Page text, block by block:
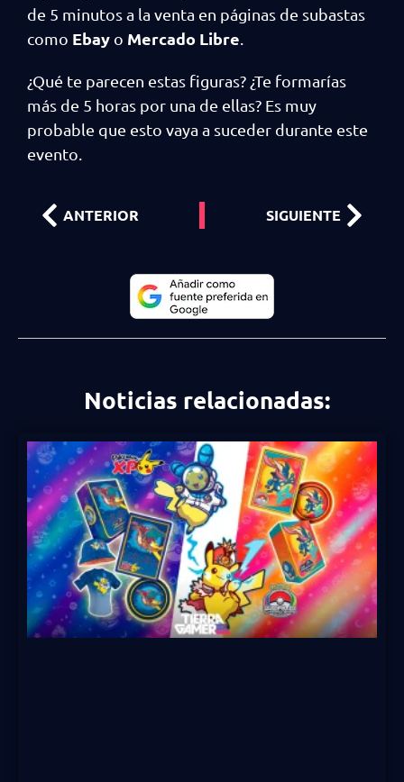
de 5 minutos a la venta en páginas de subastas
como Ebay o Mercado Libre
¿Qué te parecen estas figuras? ¿Te formarías
más de 5 horas por una de ellas? Es muy
probable que esto vaya a suceder durante este
evento.
ANTERIOR SIGUIENTE
Noticias relacionadas: